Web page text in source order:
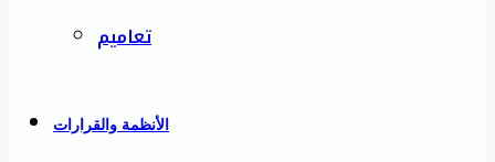
تعاميم
الأنظمة والقرارات